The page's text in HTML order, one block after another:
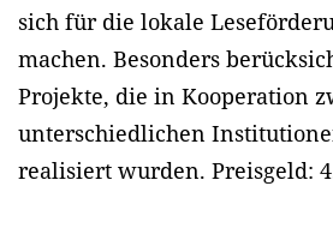
sich für die lokale
machen. Besonders
Projekte, die in Kooperation
unterschiedlichen
realisiert wurden. Preisgeld: